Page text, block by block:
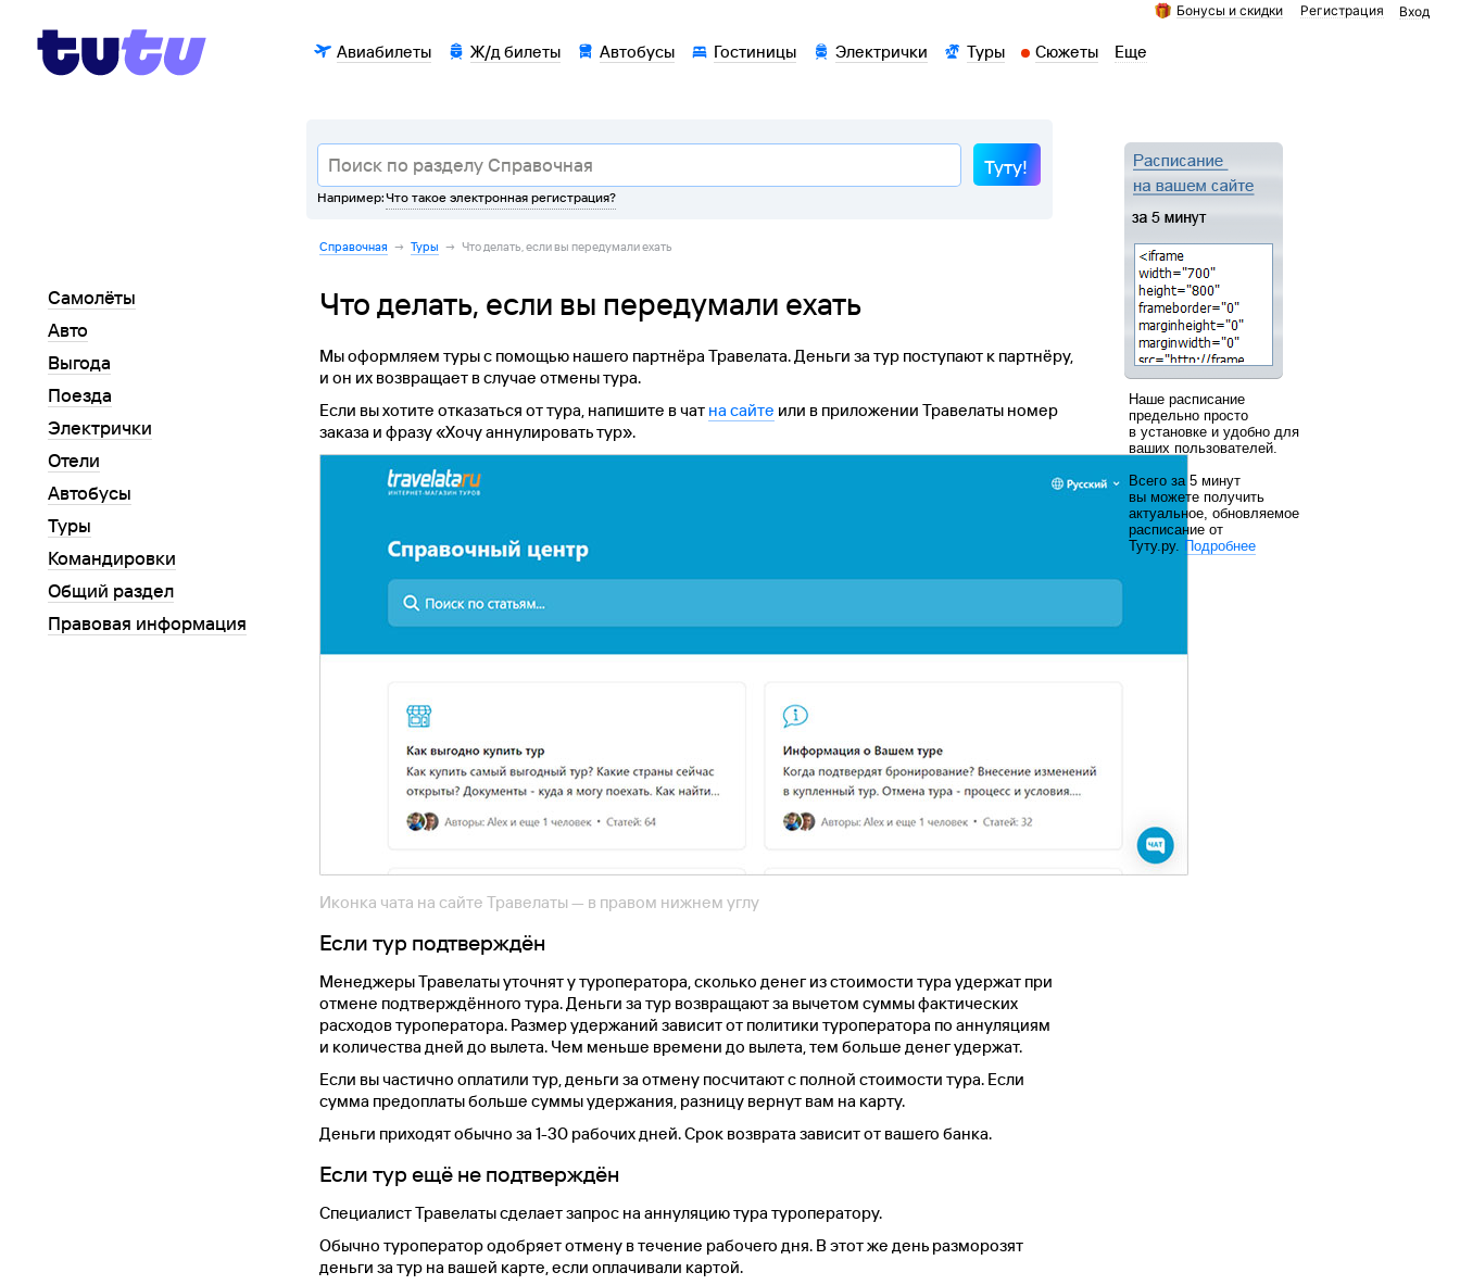
Авиабилеты Ж/д билеты Автобусы Гостиницы Электрички Туры Сюжеты Еще
Бонусы и скидки Вход
Регистрация
Например:Что такое электронная регистрация?
Туту!
Справочная → Туры → Что делать, если вы передумали ехать
Самолёты
Авто
Выгода
Поезда
Электрички
Отели
Автобусы
Туры
Командировки
Общий раздел
Правовая информация
Что делать, если вы передумали ехать
Мы оформляем туры с помощью нашего партнёра Травелата. Деньги за тур поступают к партнёру,
и он их возвращает в случае отмены тура.
Если вы хотите отказаться от тура, напишите в чат на сайте или в приложении Травелаты номер
заказа и фразу «Хочу аннулировать тур».
Иконка чата на сайте Травелаты — в правом нижнем углу
Если тур подтверждён
Менеджеры Травелаты уточнят у туроператора, сколько денег из стоимости тура удержат при
отмене подтверждённого тура. Деньги за тур возвращают за вычетом суммы фактических
расходов туроператора. Размер удержаний зависит от политики туроператора по аннуляциям
и количества дней до вылета. Чем меньше времени до вылета, тем больше денег удержат.
Если вы частично оплатили тур, деньги за отмену посчитают с полной стоимости тура. Если
сумма предоплаты больше суммы удержания, разницу вернут вам на карту.
Деньги приходят обычно за 1-30 рабочих дней. Срок возврата зависит от вашего банка.
Если тур ещё не подтверждён
Специалист Травелаты сделает запрос на аннуляцию тура туроператору.
Обычно туроператор одобряет отмену в течение рабочего дня. В этот же день разморозят
деньги за тур на вашей карте, если оплачивали картой.
Наше расписание
предельно просто
в установке и удобно для
ваших пользователей.
Всего за 5 минут
вы можете получить
актуальное, обновляемое
расписание от
Туту.ру. Подробнее